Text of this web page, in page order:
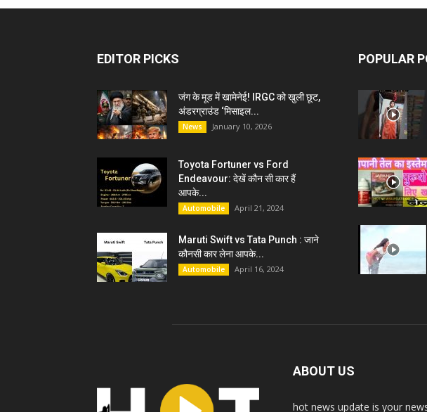
EDITOR PICKS
जंग के मूड में खामेनेई! IRGC को खुली छूट,
अंडरग्राउंड ‘मिसाइल...
News January 10, 2026
Toyota Fortuner vs Ford
Endeavour: देखें कौन सी कार हैं
आपके...
Automobile April 21, 2024
Maruti Swift vs Tata Punch : जाने
कौनसी कार लेना आपके...
Automobile April 16, 2024
POPULAR
ABOUT US
hot news update is your